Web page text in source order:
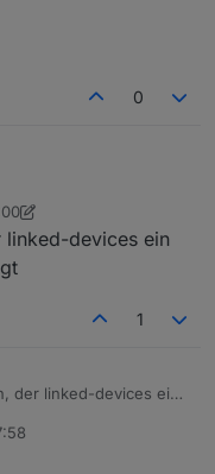
0
thread nicht im
einlesen und
Tool zu installieren.
linked-devices ein
1
der linked-devices ein